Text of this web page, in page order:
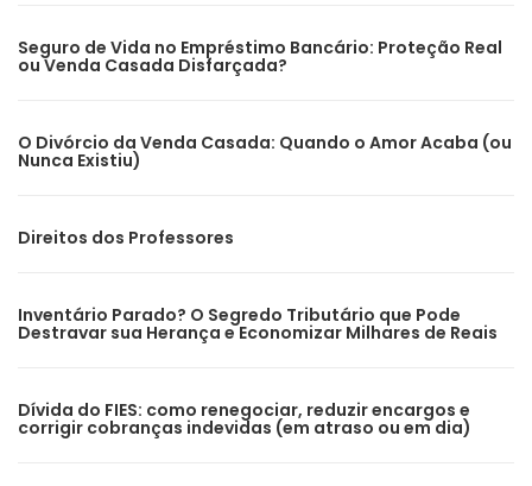
Seguro de Vida no Empréstimo Bancário: Proteção Real
ou Venda Casada Disfarçada?
O Divórcio da Venda Casada: Quando o Amor Acaba (ou
Nunca Existiu)
Direitos dos Professores
Inventário Parado? O Segredo Tributário que Pode
Destravar sua Herança e Economizar Milhares de Reais
Dívida do FIES: como renegociar, reduzir encargos e
corrigir cobranças indevidas (em atraso ou em dia)